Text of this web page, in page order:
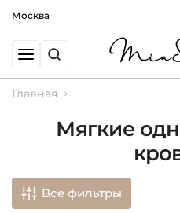
Москва
Главная
Мягкие
Все фильтры